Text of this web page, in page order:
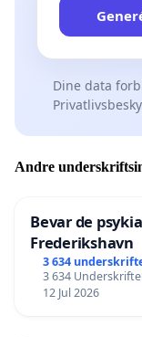
Dine data
Andre
Bevar de
Frederikshavn
3 634
3 634
12 Jul 2026